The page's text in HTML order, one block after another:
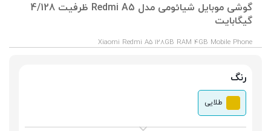
گوشی موبایل شیائومی مدل Redmi A5 ظرفیت 4/128
گیگابایت
Xiaomi Redmi A5 128GB RAM 4GB Mobile Phone
رنگ
طلایی